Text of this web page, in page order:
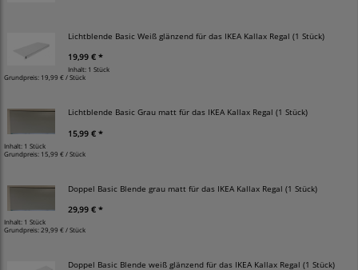
Lichtblende Basic Weiß glänzend für das IKEA Kallax Regal (1 Stück)
19,99 € *
Inhalt: 1 Stück
Grundpreis: 19,99 € / Stück
Lichtblende Basic Grau matt für das IKEA Kallax Regal (1 Stück)
15,99 € *
Inhalt: 1 Stück
Grundpreis: 15,99 € / Stück
Doppel Basic Blende grau matt für das IKEA Kallax Regal (1 Stück)
29,99 € *
Inhalt: 1 Stück
Grundpreis: 29,99 € / Stück
Doppel Basic Blende weiß glänzend für das IKEA Kallax Regal (1 Stück)